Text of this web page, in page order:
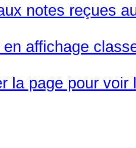
notes reçues
affichage
la page pour